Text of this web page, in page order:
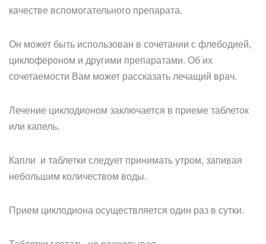
качестве вспомогательного препарата.
Он может быть использован в сочетании с флебодией,
циклофероном и другими препаратами. Об их
сочетаемости Вам может рассказать лечащий врач.
Лечение циклодионом заключается в приеме таблеток
или капель.
Капли и таблетки следует принимать утром, запивая
небольшим количеством воды.
Прием циклодиона осуществляется один раз в сутки.